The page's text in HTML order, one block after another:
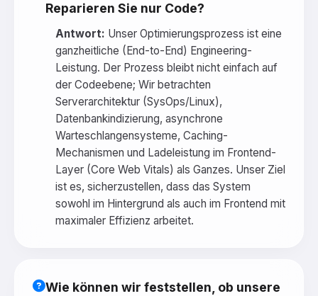
Reparieren Sie nur Code?
Antwort: Unser Optimierungsprozess ist eine
ganzheitliche (End-to-End) Engineering-
Leistung. Der Prozess bleibt nicht einfach auf
der Codeebene; Wir betrachten
Serverarchitektur (SysOps/Linux),
Datenbankindizierung, asynchrone
Warteschlangensysteme, Caching-
Mechanismen und Ladeleistung im Frontend-
Layer (Core Web Vitals) als Ganzes. Unser Ziel
ist es, sicherzustellen, dass das System
sowohl im Hintergrund als auch im Frontend mit
maximaler Effizienz arbeitet.
Wie können wir feststellen, ob unsere